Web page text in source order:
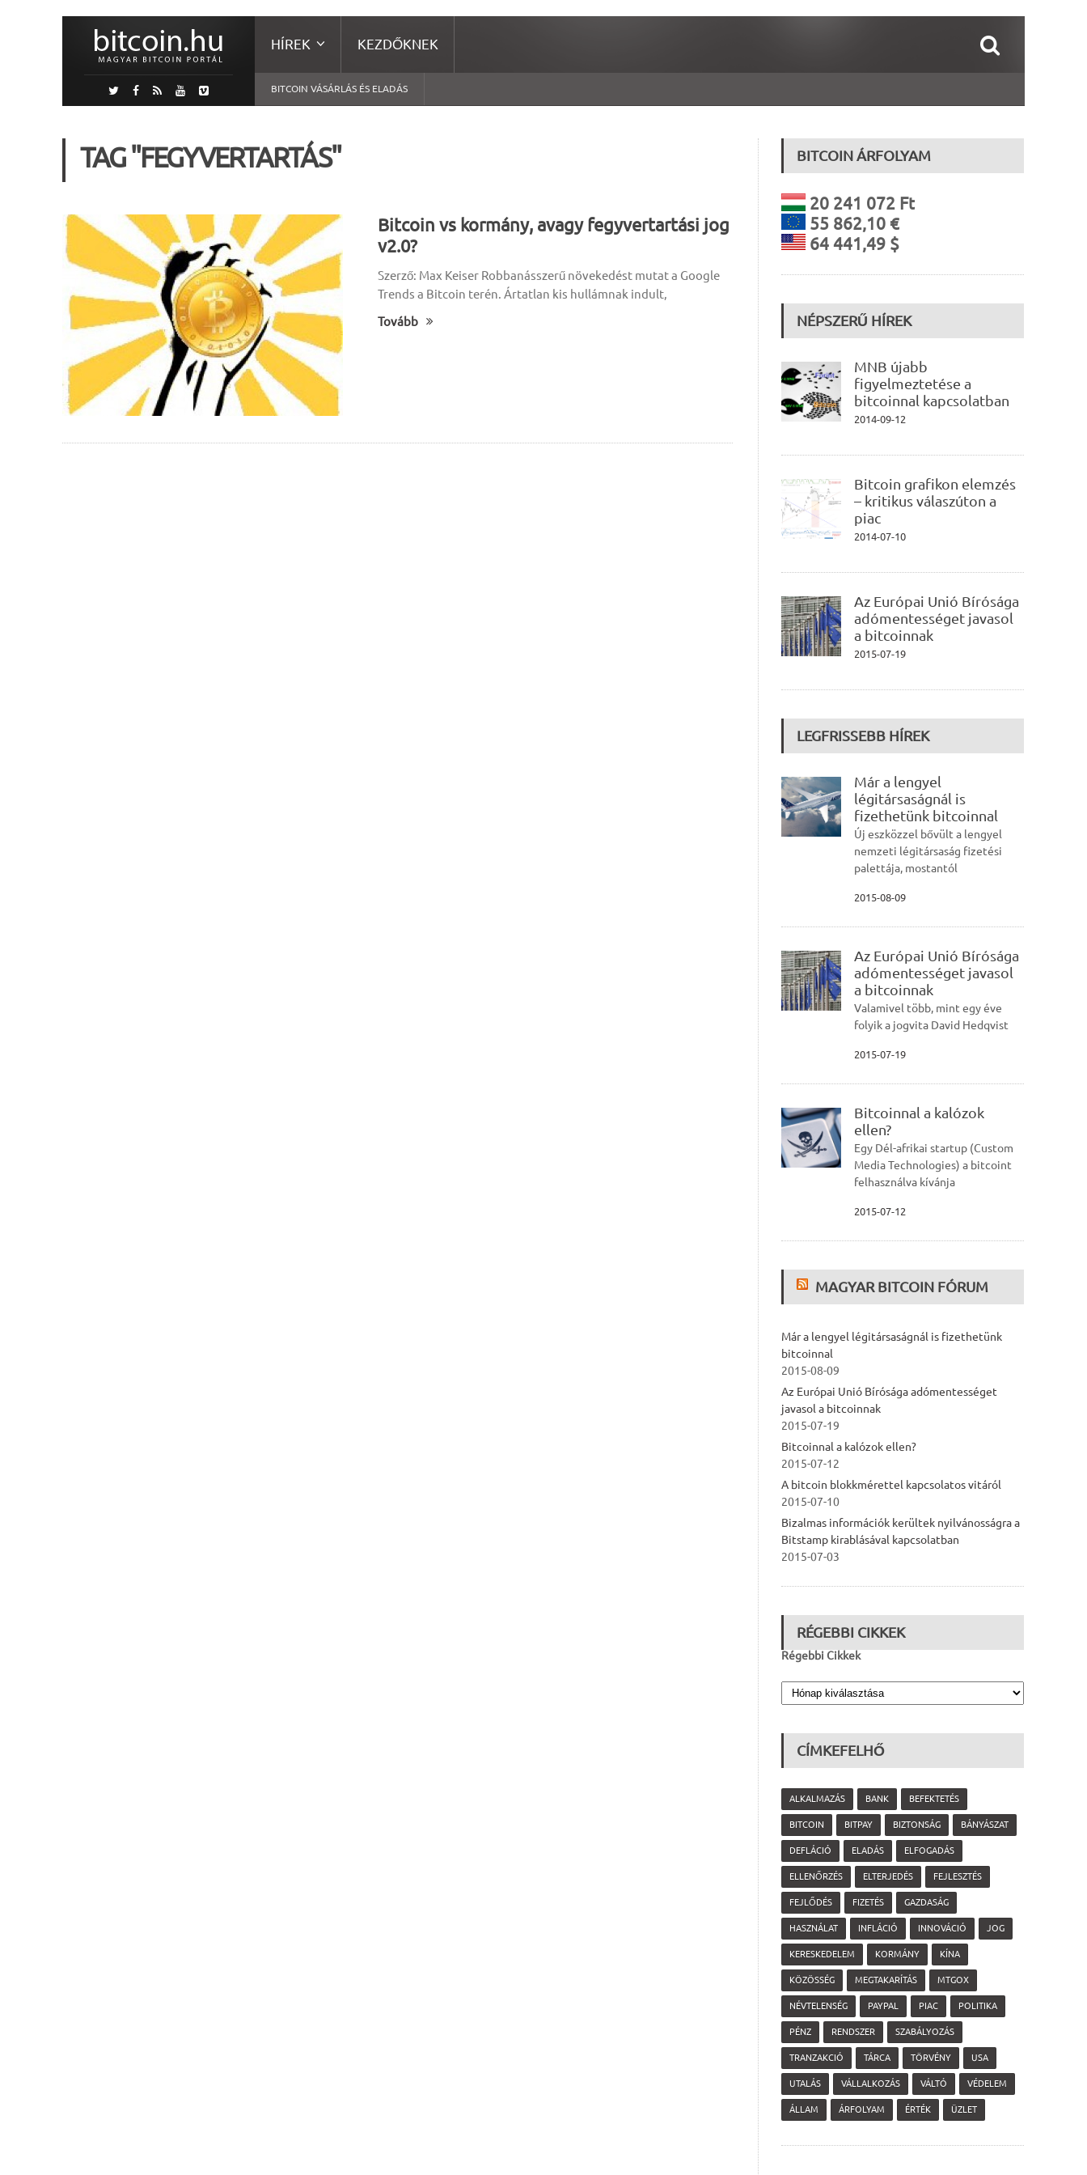
HÍREK KEZDŐKNEK
BITCOIN VÁSÁRLÁS ÉS ELADÁS
TAG "FEGYVERTARTÁS"
Bitcoin vs kormány, avagy fegyvertartási jog
v2.0?
Szerző: Max Keiser Robbanásszerű növekedést mutat a Google
Trends a Bitcoin terén. Ártatlan kis hullámnak indult,
Tovább
BITCOIN ÁRFOLYAM
20 241 072 Ft
55 862,10 €
64 441,49 $
NÉPSZERŰ HÍREK
MNB újabb
figyelmeztetése a
bitcoinnal kapcsolatban
2014-09-12
Bitcoin grafikon elemzés
– kritikus válaszúton a
piac
2014-07-10
Az Európai Unió Bírósága
adómentességet javasol
a bitcoinnak
2015-07-19
LEGFRISSEBB HÍREK
Már a lengyel
légitársaságnál is
fizethetünk bitcoinnal
Új eszközzel bővült a lengyel
nemzeti légitársaság fizetési
palettája, mostantól
2015-08-09
Az Európai Unió Bírósága
adómentességet javasol
a bitcoinnak
Valamivel több, mint egy éve
folyik a jogvita David Hedqvist
2015-07-19
Bitcoinnal a kalózok
ellen?
Egy Dél-afrikai startup (Custom
Media Technologies) a bitcoint
felhasználva kívánja
2015-07-12
MAGYAR BITCOIN FÓRUM
Már a lengyel légitársaságnál is fizethetünk
bitcoinnal
2015-08-09
Az Európai Unió Bírósága adómentességet
javasol a bitcoinnak
2015-07-19
Bitcoinnal a kalózok ellen?
2015-07-12
A bitcoin blokkmérettel kapcsolatos vitáról
2015-07-10
Bizalmas információk kerültek nyilvánosságra a
Bitstamp kirablásával kapcsolatban
2015-07-03
RÉGEBBI CIKKEK
Régebbi Cikkek
CÍMKEFELHŐ
ALKALMAZÁS BANK BEFEKTETÉS
BITCOIN BITPAY BIZTONSÁG BÁNYÁSZAT
DEFLÁCIÓ ELADÁS ELFOGADÁS
ELLENŐRZÉS ELTERJEDÉS FEJLESZTÉS
FEJLŐDÉS FIZETÉS GAZDASÁG
HASZNÁLAT INFLÁCIÓ INNOVÁCIÓ JOG
KERESKEDELEM KORMÁNY KÍNA
KÖZÖSSÉG MEGTAKARÍTÁS MTGOX
NÉVTELENSÉG PAYPAL PIAC POLITIKA
PÉNZ RENDSZER SZABÁLYOZÁS
TRANZAKCIÓ TÁRCA TÖRVÉNY USA
UTALÁS VÁLLALKOZÁS VÁLTÓ VÉDELEM
ÁLLAM ÁRFOLYAM ÉRTÉK ÜZLET